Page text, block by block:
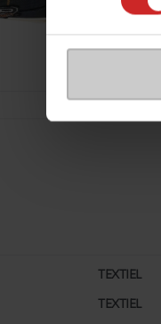
TEXTIEL
TEXTIEL